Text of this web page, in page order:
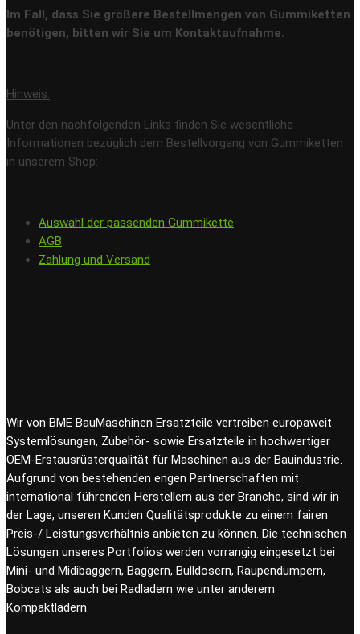
Im Fall, dass Sie größere Bestellmengen von Gummiketten
benötigen, bitten wir Sie um Kontaktaufnahme.
Hinweis:
Unter den nachfolgenden Links finden Sie wesentliche
Informationen bezüglich dem Bestellvorgang von Gummiketten
in unserem Shop:
Auswahl der passenden Gummikette
AGB
Zahlung und Versand
Wir von BME BauMaschinen Ersatzteile vertreiben europaweit
Systemlösungen, Zubehör- sowie Ersatzteile in hochwertiger
OEM-Erstausrüsterqualität für Maschinen aus der Bauindustrie.
Aufgrund von bestehenden engen Partnerschaften mit
international führenden Herstellern aus der Branche, sind wir in
der Lage, unseren Kunden Qualitätsprodukte zu einem fairen
Preis-/ Leistungsverhältnis anbieten zu können. Die technischen
Lösungen unseres Portfolios werden vorrangig eingesetzt bei
Mini- und Midibaggern, Baggern, Bulldosern, Raupendumpern,
Bobcats als auch bei Radladern wie unter anderem
Kompaktladern.